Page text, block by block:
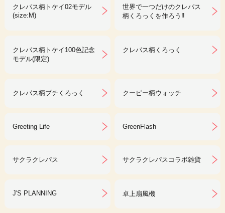
クレパス柄トケイ02モデル
(size:M)
世界で一つだけのクレパス
柄くろっくを作ろう‼︎
クレパス柄トケイ100色記念
モデル(限定)
クレパス柄くろっく
クレパス柄プチくろっく クーピー柄ウォッチ
Greeting Life GreenFlash
サクラクレパス サクラクレパスコラボ雑貨
J'S PLANNING 卓上扇風機